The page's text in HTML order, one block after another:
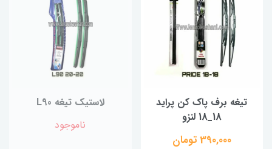
تیغه برف پاک کن پراید
18_18 لنزو
390,000 تومان
لاستیک تیغه L90
ناموجود